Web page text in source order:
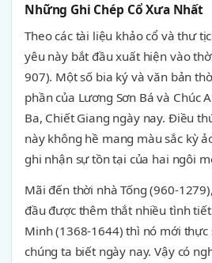
Những Ghi Chép Cổ Xưa Nhất
Theo các tài liệu khảo cổ và thư
yêu này bắt đầu xuất hiện vào
907). Một số bia ký và văn bản
phần của Lương Sơn Bá và Chúc
Ba, Chiết Giang ngày nay. Điều
này không hề mang màu sắc kỳ
ghi nhận sự tồn tại của hai ngôi
Mãi đến thời nhà Tống (960-
đầu được thêm thắt nhiều tình
Minh (1368-1644) thì nó mới
chúng ta biết ngày nay. Vậy có